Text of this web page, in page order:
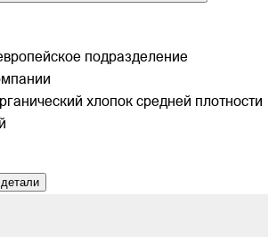
подразделение
хлопок средней плотности